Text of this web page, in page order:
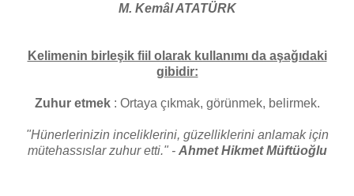
M. Kemâl ATATÜRK
Kelimenin birleşik fiil olarak kullanımı da aşağıdaki
gibidir:
Zuhur etmek: Ortaya çıkmak, görünmek, belirmek.
"Hünerlerinizin inceliklerini, güzelliklerini anlamak için
mütehassıslar zuhur etti." - Ahmet Hikmet Müftüoğlu